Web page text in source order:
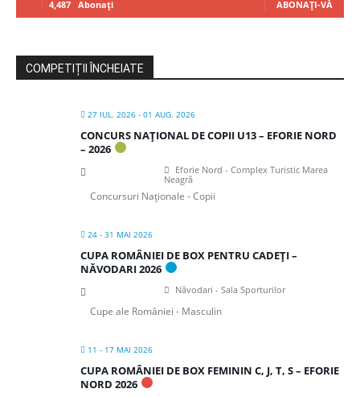
4,487 Abonați ABONAȚI-VĂ
COMPETIȚII ÎNCHEIATE
27 IUL. 2026 - 01 AUG. 2026
CONCURS NAȚIONAL DE COPII U13 – EFORIE NORD
– 2026
Eforie Nord - Complex Turistic Marea
Neagră
Concursuri Naționale - Copii
24 - 31 MAI 2026
CUPA ROMÂNIEI DE BOX PENTRU CADEȚI –
NĂVODARI 2026
Năvodari - Sala Sporturilor
Cupe ale României - Masculin
11 - 17 MAI 2026
CUPA ROMÂNIEI DE BOX FEMININ C, J, T, S – EFORIE
NORD 2026